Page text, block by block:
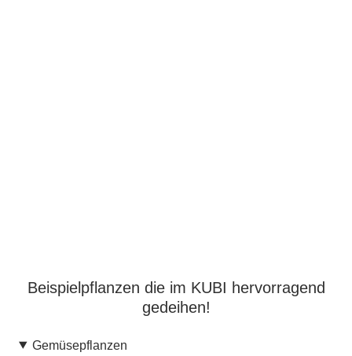
Beispielpflanzen die im KUBI hervorragend
gedeihen!
Gemüsepflanzen